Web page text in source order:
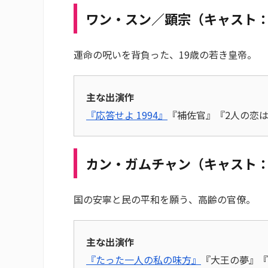
ワン・スン／顕宗（キャスト
運命の呪いを背負った、19歳の若き皇帝。
主な出演作
『応答せよ 1994』
『補佐官』『2人の恋
カン・ガムチャン（キャスト
国の安寧と民の平和を願う、高齢の官僚。
主な出演作
『たった一人の私の味方』
『大王の夢』